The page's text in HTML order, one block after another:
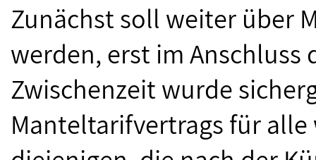
Zunächst soll weiter über
werden, erst im Anschluss
Zwischenzeit wurde
Manteltarifvertrags für